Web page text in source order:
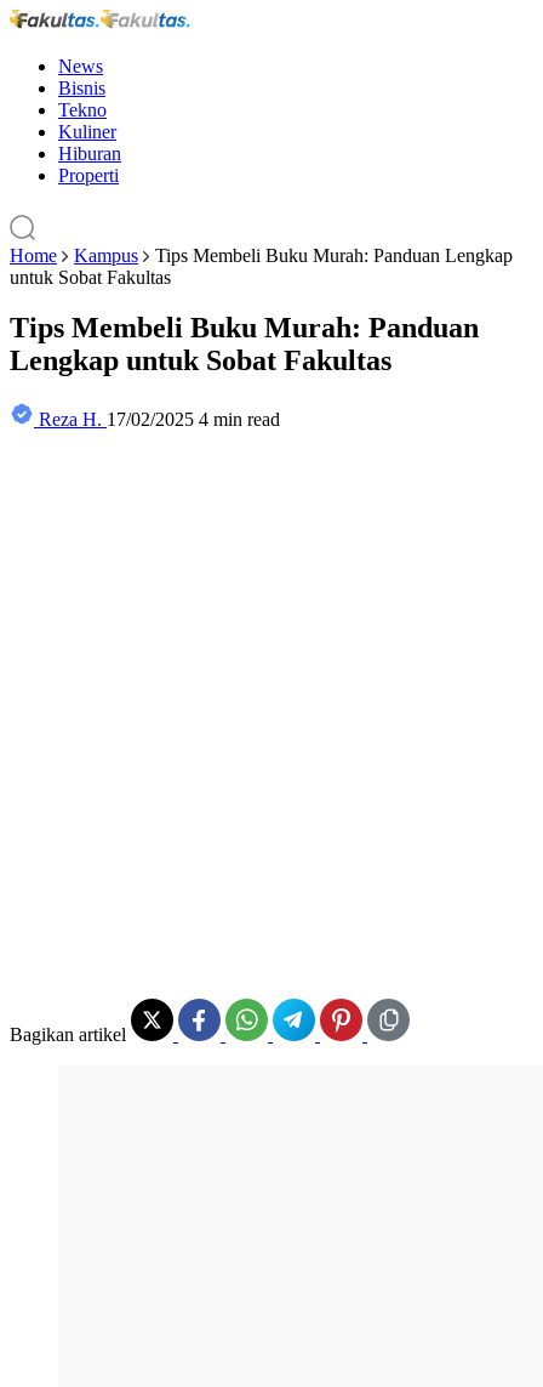
News
Bisnis
Tekno
Kuliner
Hiburan
Properti
Home Kampus
Tips Membeli Buku Murah: Panduan Lengkap
untuk Sobat Fakultas
Tips Membeli Buku Murah: Panduan
Lengkap untuk Sobat Fakultas
Reza H. 17/02/2025 4 min read
Bagikan artikel